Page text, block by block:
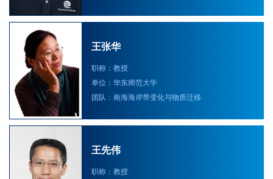
王张华
职称：教授
单位：华东师范大学
团队：南海海岸带变化与物质迁移
王先伟
职称：教授